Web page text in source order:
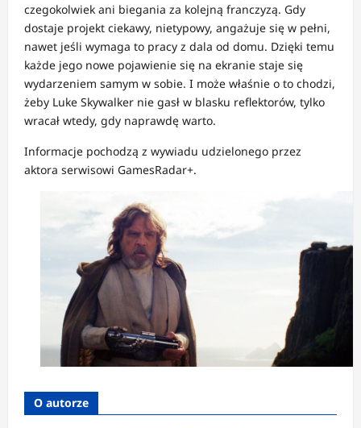
czegokolwiek ani biegania za kolejną franczyzą. Gdy
dostaje projekt ciekawy, nietypowy, angażuje się w pełni,
nawet jeśli wymaga to pracy z dala od domu. Dzięki temu
każde jego nowe pojawienie się na ekranie staje się
wydarzeniem samym w sobie. I może właśnie o to chodzi,
żeby Luke Skywalker nie gasł w blasku reflektorów, tylko
wracał wtedy, gdy naprawdę warto.
Informacje pochodzą z wywiadu udzielonego przez
aktora serwisowi GamesRadar+.
O autorze